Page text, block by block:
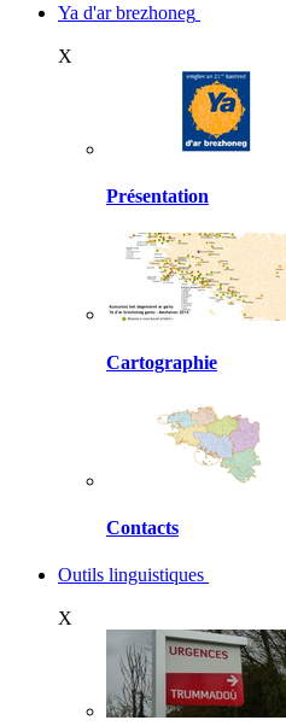
Ya d'ar brezhoneg
X
Présentation
Cartographie
Contacts
Outils linguistiques
X